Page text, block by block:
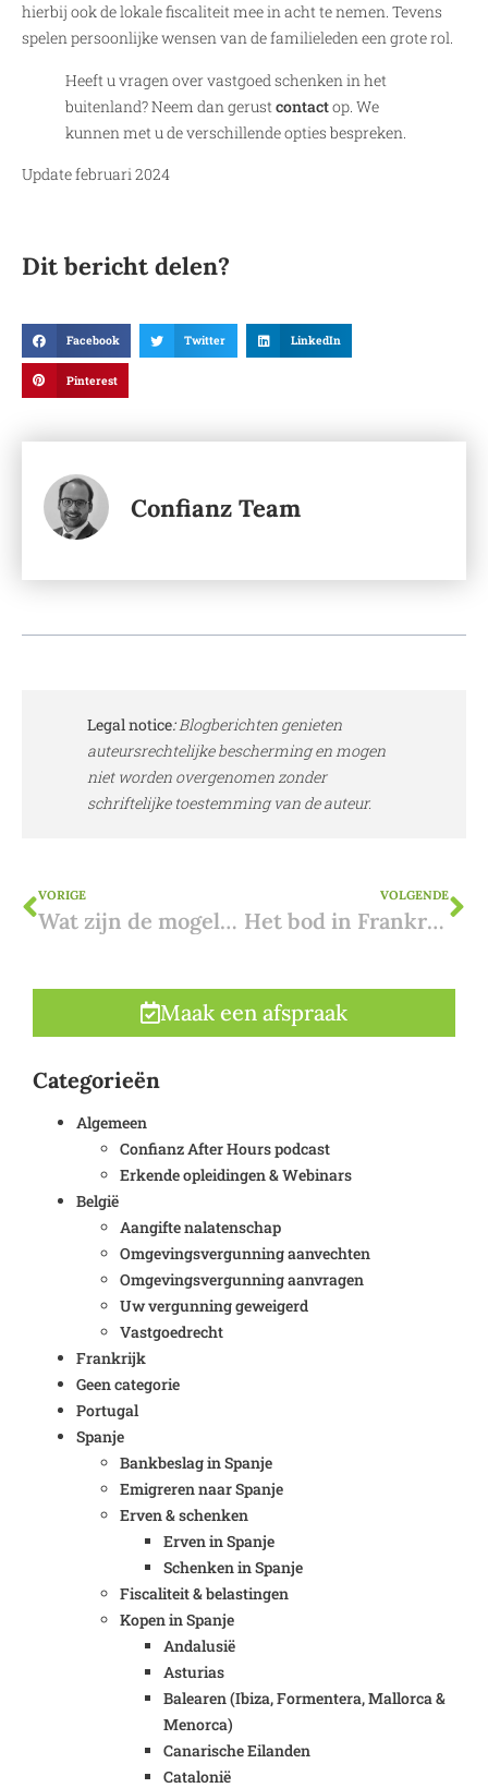
hierbij ook de lokale fiscaliteit mee in acht te nemen. Tevens
spelen persoonlijke wensen van de familieleden een grote rol.
Heeft u vragen over vastgoed schenken in het
buitenland? Neem dan gerust contactop. We
kunnen met u de verschillende opties bespreken.
Update februari 2024
Dit bericht delen?
Facebook Twitter LinkedIn
Pinterest
Confianz Team
Legal notice:Blogberichten genieten
auteursrechtelijke bescherming en mogen
niet worden overgenomen zonder
schriftelijke toestemming van de auteur.
VORIGE
Wat zijn de mogelijkheden van een zonevreemde woning?
VOLGENDE
Het bod in Frankrijk
Maak een afspraak
Categorieën
Algemeen
Confianz After Hours podcast
Erkende opleidingen & Webinars
België
Aangifte nalatenschap
Omgevingsvergunning aanvechten
Omgevingsvergunning aanvragen
Uw vergunning geweigerd
Vastgoedrecht
Frankrijk
Geen categorie
Portugal
Spanje
Bankbeslag in Spanje
Emigreren naar Spanje
Erven & schenken
Erven in Spanje
Schenken in Spanje
Fiscaliteit & belastingen
Kopen in Spanje
Andalusië
Asturias
Balearen (Ibiza, Formentera, Mallorca &
Menorca)
Canarische Eilanden
Catalonië